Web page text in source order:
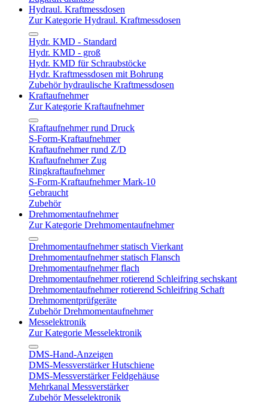
Hydraul. Kraftmessdosen
Zur Kategorie Hydraul. Kraftmessdosen
Hydr. KMD - Standard
Hydr. KMD - groß
Hydr. KMD für Schraubstöcke
Hydr. Kraftmessdosen mit Bohrung
Zubehör hydraulische Kraftmessdosen
Kraftaufnehmer
Zur Kategorie Kraftaufnehmer
Kraftaufnehmer rund Druck
S-Form-Kraftaufnehmer
Kraftaufnehmer rund Z/D
Kraftaufnehmer Zug
Ringkraftaufnehmer
S-Form-Kraftaufnehmer Mark-10
Gebraucht
Zubehör
Drehmomentaufnehmer
Zur Kategorie Drehmomentaufnehmer
Drehmomentaufnehmer statisch Vierkant
Drehmomentaufnehmer statisch Flansch
Drehmomentaufnehmer flach
Drehmomentaufnehmer rotierend Schleifring sechskant
Drehmomentaufnehmer rotierend Schleifring Schaft
Drehmomentprüfgeräte
Zubehör Drehmomentaufnehmer
Messelektronik
Zur Kategorie Messelektronik
DMS-Hand-Anzeigen
DMS-Messverstärker Hutschiene
DMS-Messverstärker Feldgehäuse
Mehrkanal Messverstärker
Zubehör Messelektronik